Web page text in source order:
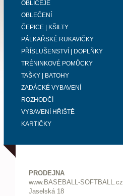
OBLIČEJE
OBLEČENÍ
ČEPICE | KŠILTY
PÁLKAŘSKÉ RUKAVIČKY
PŘÍSLUŠENSTVÍ | DOPLŇKY
TRÉNINKOVÉ POMŮCKY
TAŠKY | BATOHY
ZADÁCKÉ VYBAVENÍ
ROZHODČÍ
VYBAVENÍ HŘIŠTĚ
KARTIČKY
PRODEJNA
www.BASEBALL-SOFTBALL.cz
Jaselská 18